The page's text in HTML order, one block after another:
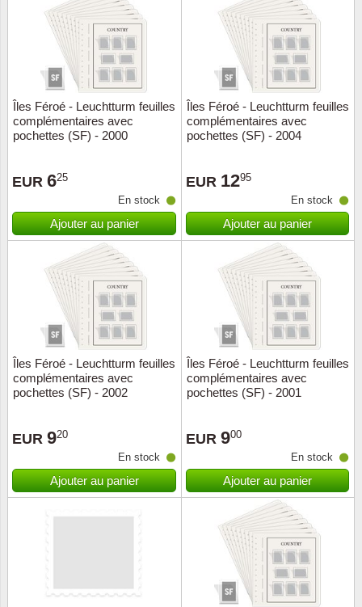
Îles Féroé - Leuchtturm feuilles
complémentaires avec
pochettes (SF) - 2000
EUR 625
En stock
Ajouter au panier
Îles Féroé - Leuchtturm feuilles
complémentaires avec
pochettes (SF) - 2004
EUR 1295
En stock
Ajouter au panier
Îles Féroé - Leuchtturm feuilles
complémentaires avec
pochettes (SF) - 2002
EUR 920
En stock
Ajouter au panier
Îles Féroé - Leuchtturm feuilles
complémentaires avec
pochettes (SF) - 2001
EUR 900
En stock
Ajouter au panier
Love
Année
Chypre
Fleurs